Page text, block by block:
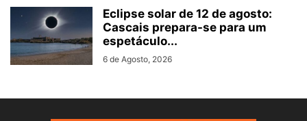
Eclipse solar de 12 de agosto:
Cascais prepara-se para um
espetáculo...
6 de Agosto, 2026